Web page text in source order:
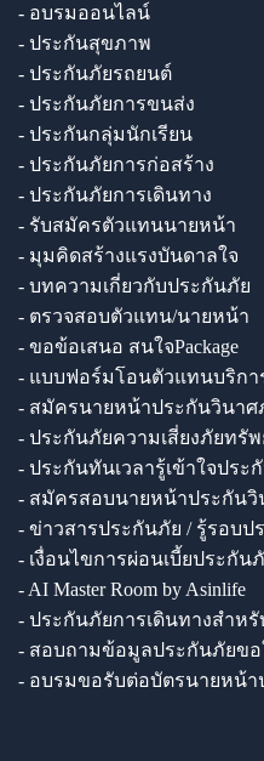
- อบรมออนไลน์
- ประกันสุขภาพ
- ประกันภัยรถยนต์
- ประกันภัยการขนส่ง
- ประกันกลุ่มนักเรียน
- ประกันภัยการก่อสร้าง
- ประกันภัยการเดินทาง
- รับสมัครตัวแทนนายหน้า
- มุมคิดสร้างแรงบันดาลใจ
- บทความเกี่ยวกับประกันภัย
- ตรวจสอบตัวแทน/นายหน้า
- ขอข้อเสนอ สนใจPackage
- แบบฟอร์มโอนตัวแทนบริกา
- สมัครนายหน้าประกันวินาศ
- ประกันภัยความเสี่ยงภัยทรั
- ประกันทันเวลารู้เข้าใจประ
- สมัครสอบนายหน้าประกันวิ
- ข่าวสารประกันภัย / รู้รอบป
- เงื่อนไขการผ่อนเบี้ยประกัน
- AI Master Room by Asinlife
- ประกันภัยการเดินทางสำห
- สอบถามข้อมูลประกันภัยขอ
- อบรมขอรับต่อบัตรนายหน้า